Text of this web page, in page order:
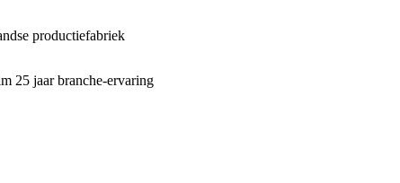
productiefabriek
25 jaar branche-ervaring